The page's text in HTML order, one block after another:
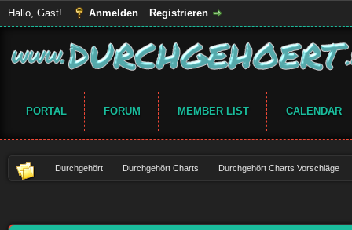
Hallo, Gast! Anmelden Registrieren
PORTAL FORUM MEMBER LIST CALENDAR
Durchgehört Durchgehört Charts Durchgehört Charts Vorschläge